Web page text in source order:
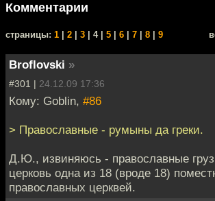
Комментарии
cтраницы: 1 2 3 | 4 | 5 6 7 8 9
Broflovski »
#301 | 24.12.09 17:36
Кому: Goblin, #86
> Православные - румыны да греки.
Д.Ю., извиняюсь - православные
церковь одна из 18 (вроде 18)
православных церквей.